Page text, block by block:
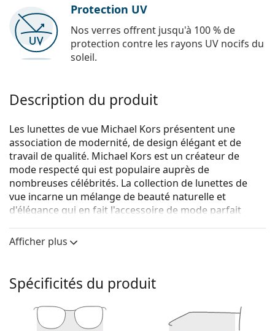
Protection UV
Nos verres offrent jusqu'à 100 % de
protection contre les rayons UV nocifs du
soleil.
Description du produit
Les lunettes de vue Michael Kors présentent une
association de modernité, de design élégant et de
travail de qualité. Michael Kors est un créateur de
mode respecté qui est populaire auprès de
nombreuses célébrités. La collection de lunettes de
vue incarne un mélange de beauté naturelle et
d'élégance qui en fait l'accessoire de mode parfait
d'un style unique, de couleurs et de matériaux de
lunettes pour femmes.
Voyez de quoi vous avez l'air avec ces lunettes grâce à
la fonction d'essai virtuel de Lentiamo.
Afficher plus
Spécificités du produit